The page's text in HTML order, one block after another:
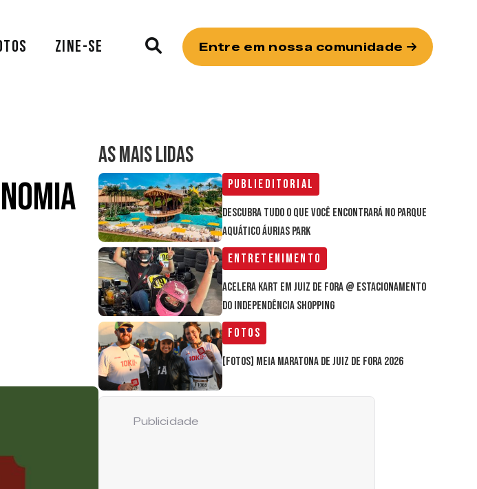
ZINE-SE Entre em nossa comunidade
AS MAIS LIDAS
Publieditorial
Descubra tudo o que você encontrará no parque
aquático Áurias Park
Entretenimento
Acelera Kart em Juiz de Fora @ estacionamento
do Independência Shopping
Fotos
[FOTOS] Meia Maratona de Juiz de Fora 2026
Publicidade